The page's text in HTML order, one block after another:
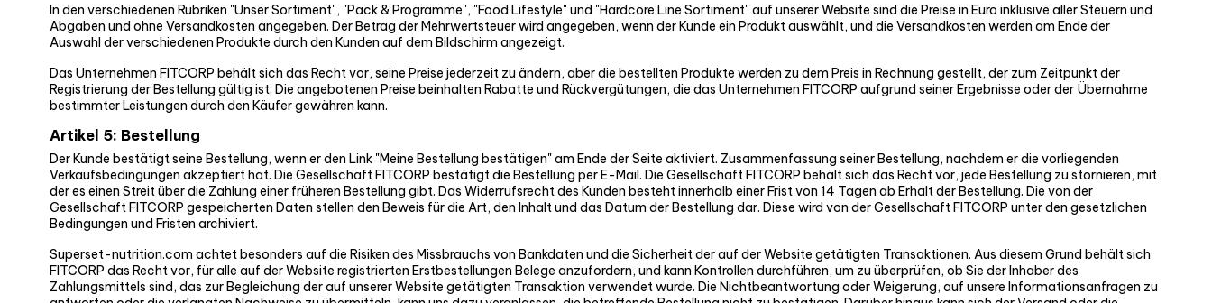
In den verschiedenen Rubriken "Unser Sortiment", "Pack & Programme", "Food Lifestyle" und "Hardcore Line Sortiment" auf unserer Website sind die Preise in Euro inklusive aller Steuern und
Abgaben und ohne Versandkosten angegeben. Der Betrag der Mehrwertsteuer wird angegeben, wenn der Kunde ein Produkt auswählt, und die Versandkosten werden am Ende der
Auswahl der verschiedenen Produkte durch den Kunden auf dem Bildschirm angezeigt.
Das Unternehmen FITCORP behält sich das Recht vor, seine Preise jederzeit zu ändern, aber die bestellten Produkte werden zu dem Preis in Rechnung gestellt, der zum Zeitpunkt der
Registrierung der Bestellung gültig ist. Die angebotenen Preise beinhalten Rabatte und Rückvergütungen, die das Unternehmen FITCORP aufgrund seiner Ergebnisse oder der Übernahme
bestimmter Leistungen durch den Käufer gewähren kann.
Artikel 5: Bestellung
Der Kunde bestätigt seine Bestellung, wenn er den Link "Meine Bestellung bestätigen" am Ende der Seite aktiviert. Zusammenfassung seiner Bestellung, nachdem er die vorliegenden
Verkaufsbedingungen akzeptiert hat. Die Gesellschaft FITCORP bestätigt die Bestellung per E-Mail. Die Gesellschaft FITCORP behält sich das Recht vor, jede Bestellung zu stornieren, mit
der es einen Streit über die Zahlung einer früheren Bestellung gibt. Das Widerrufsrecht des Kunden besteht innerhalb einer Frist von 14 Tagen ab Erhalt der Bestellung. Die von der
Gesellschaft FITCORP gespeicherten Daten stellen den Beweis für die Art, den Inhalt und das Datum der Bestellung dar. Diese wird von der Gesellschaft FITCORP unter den gesetzlichen
Bedingungen und Fristen archiviert.
Superset-nutrition.com achtet besonders auf die Risiken des Missbrauchs von Bankdaten und die Sicherheit der auf der Website getätigten Transaktionen. Aus diesem Grund behält sich
FITCORP das Recht vor, für alle auf der Website registrierten Erstbestellungen Belege anzufordern, und kann Kontrollen durchführen, um zu überprüfen, ob Sie der Inhaber des
Zahlungsmittels sind, das zur Begleichung der auf unserer Website getätigten Transaktion verwendet wurde. Die Nichtbeantwortung oder Weigerung, auf unsere Informationsanfragen zu